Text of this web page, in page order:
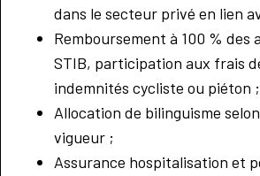
dans le secteur privé en lien
Remboursement à 100 % des
STIB, participation aux frais
indemnités cycliste ou piéton ;
Allocation de bilinguisme
vigueur ;
Assurance hospitalisation et